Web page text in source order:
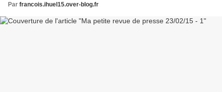
Par francois.ihuel15.over-blog.fr